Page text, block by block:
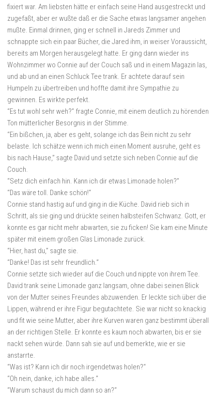
fixiert war. Am liebsten hätte er einfach seine Hand ausgestreckt und
zugefaßt, aber er wußte daß er die Sache etwas langsamer angehen
mußte. Einmal drinnen, ging er schnell in Jareds Zimmer und
schnappte sich ein paar Bücher, die Jared ihm, in weiser Voraussicht,
bereits am Morgen herausgelegt hatte. Er ging dann wieder ins
Wohnzimmer wo Connie auf der Couch saß und in einem Magazin las,
und ab und an einen Schluck Tee trank. Er achtete darauf sein
Humpeln zu übertreiben und hoffte damit ihre Sympathie zu
gewinnen. Es wirkte perfekt.
“Es tut wohl sehr weh?” fragte Connie, mit einem deutlich zu hörenden
Ton mütterlicher Besorgnis in der Stimme.
“Ein bißchen, ja, aber es geht, solange ich das Bein nicht zu sehr
belaste. Ich schätze wenn ich mich einen Moment ausruhe, geht es
bis nach Hause,” sagte David und setzte sich neben Connie auf die
Couch.
“Setz dich einfach hin. Kann ich dir etwas Limonade holen?”
“Das wäre toll. Danke schön!“
Connie stand hastig auf und ging in die Küche. David rieb sich in
Schritt, als sie ging und drückte seinen halbsteifen Schwanz. Gott, er
konnte es gar nicht mehr abwarten, sie zu ficken! Sie kam eine Minute
später mit einem großen Glas Limonade zurück.
“Hier, hast du,” sagte sie.
“Danke! Das ist sehr freundlich.”
Connie setzte sich wieder auf die Couch und nippte von ihrem Tee.
David trank seine Limonade ganz langsam, ohne dabei seinen Blick
von der Mutter seines Freundes abzuwenden. Er leckte sich über die
Lippen, während er ihre Figur begutachtete. Sie war nicht so knackig
und fit wie seine Mutter, aber ihre Kurven waren ganz bestimmt überall
an der richtigen Stelle. Er konnte es kaum noch abwarten, bis er sie
nackt sehen würde. Dann sah sie auf und bemerkte, wie er sie
anstarrte.
“Was ist? Kann ich dir noch irgendetwas holen?“
“Oh nein, danke, ich habe alles.”
“Warum schaust du mich dann so an?“